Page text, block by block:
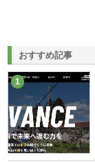
おすすめ記事
1